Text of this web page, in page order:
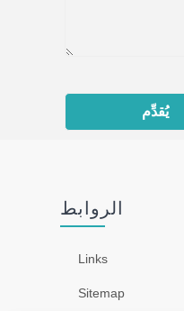
يُقدِّم
الروابط
Links
Sitemap